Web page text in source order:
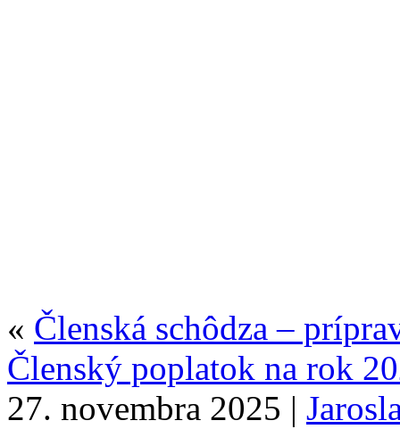
« Členská schôdza –
Členský poplatok na rok
27. novembra 2025 |